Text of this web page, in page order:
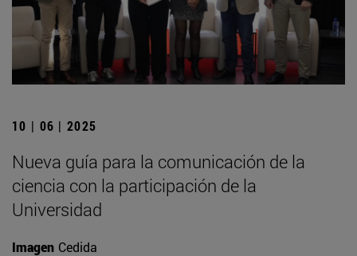
10 | 06 | 2025
Nueva guía para la comunicación de la
ciencia con la participación de la
Universidad
Imagen Cedida